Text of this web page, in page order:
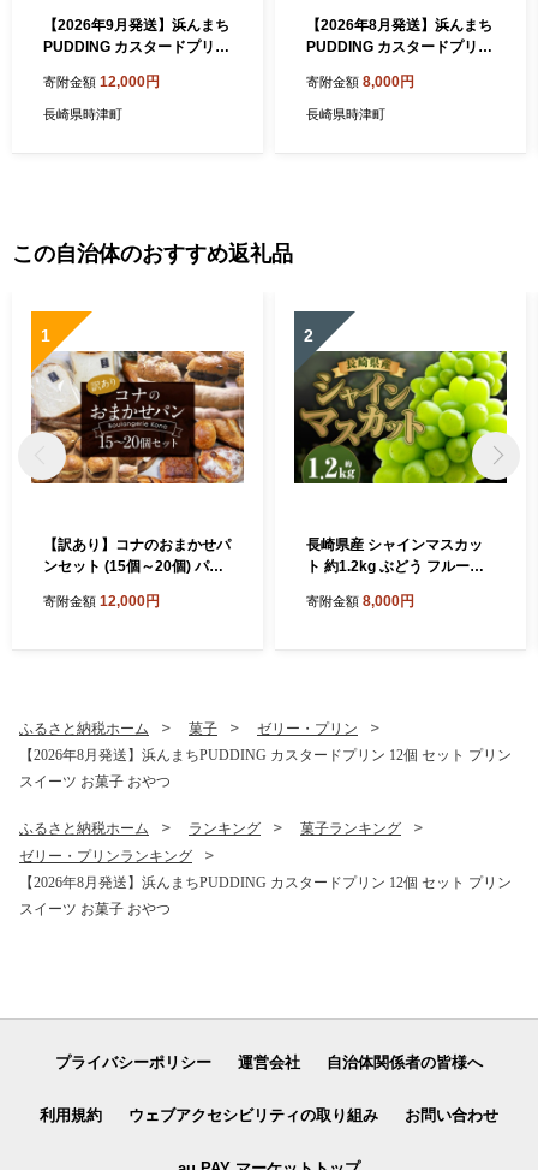
【2026年9月発送】浜んまち
PUDDING カスタードプリン
お菓子 おやつ
寄附金額 12,000円
長崎県時津町
【2026年8月発送】浜んまち
PUDDING カスタードプリン
洋菓子 お菓子 菓子 デザート
スイーツ おやつ 冷蔵
寄附金額 8,000円
長崎県時津町
この自治体のおすすめ返礼品
1
【訳あり】コナのおまかせパ
ンセット (15個～20個) パン
15種以上
寄附金額 12,000円
2
長崎県産 シャインマスカッ
ト 約1.2kg ぶどう フルーツ
迄発送予定】|シャインマス
完熟 ブドウ
寄附金額 8,000円
ふるさと納税ホーム 菓子
ゼリー・プリン
【2026年8月発送】浜んまちPUDDING カスタードプリン 12個 セット プリン
スイーツ お菓子 おやつ
ふるさと納税ホーム ランキング
菓子ランキング
ゼリー・プリンランキング
【2026年8月発送】浜んまちPUDDING カスタードプリン 12個 セット プリン
スイーツ お菓子 おやつ
プライバシーポリシー 運営会社 自治体関係者の皆様へ
利用規約 ウェブアクセシビリティの取り組み お問い合わせ